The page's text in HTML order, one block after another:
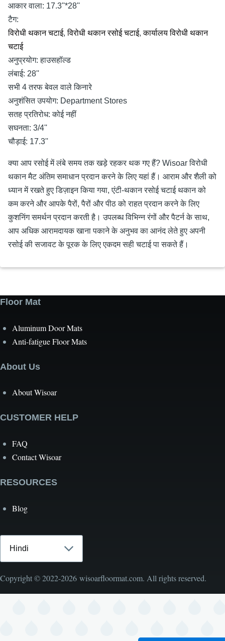
आकार वाला: 17.3''*28''
टैग:
विरोधी थकान चटाई,विरोधी थकान रसोई चटाई,कार्यालय विरोधी थकान
चटाई
अनुप्रयोग:हाउसहॉल्ड
लंबाई: 28''
सभी 4 तरफ बेवल वाले किनारे
अनुशंसित उपयोग: Department Stores
सतह प्रतिरोध:कोई नहीं
सघनता: 3/4''
चौड़ाई: 17.3''
क्या आप रसोई में लंबे समय तक खड़े रहकर थक गए हैं? Wisoar विरोधी
थकान मैट अंतिम समाधान प्रदान करने के लिए यहां हैं। आराम और शैली को
ध्यान में रखते हुए डिज़ाइन किया गया, एंटी-थकान रसोई चटाई थकान को
कम करने और आपके पैरों, पैरों और पीठ को राहत प्रदान करने के लिए
कुशनिंग समर्थन प्रदान करती है। उपलब्ध विभिन्न रंगों और पैटर्न के साथ,
आप अधिक आरामदायक खाना पकाने के अनुभव का आनंद लेते हुए अपनी
रसोई की सजावट के पूरक के लिए एकदम सही चटाई पा सकते हैं।
Floor Mat
Aluminum Door Mats
Anti-fatigue Floor Mats
About Us
About Wisoar
CUSTOMER HELP
FAQ
Contact Wisoar
RESOURCES
Blog
Copyright © 2022-2026 wisoarfloormat.com. All rights reserved.